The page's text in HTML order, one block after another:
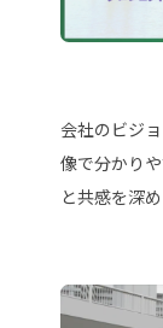
会社のビジ
像で分かり
と共感を深め